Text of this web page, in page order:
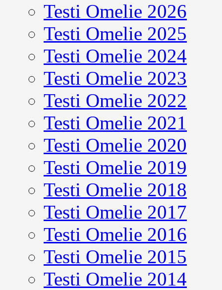
Testi Omelie 2026
Testi Omelie 2025
Testi Omelie 2024
Testi Omelie 2023
Testi Omelie 2022
Testi Omelie 2021
Testi Omelie 2020
Testi Omelie 2019
Testi Omelie 2018
Testi Omelie 2017
Testi Omelie 2016
Testi Omelie 2015
Testi Omelie 2014